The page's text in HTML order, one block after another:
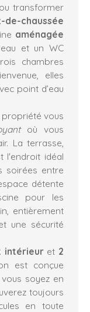
transformer
de-chaussée
aménagée
et un WC
chambres
elles
point d’eau
propriété vous
où vous
La terrasse,
l'endroit idéal
soirées entre
détente
pour les
entièrement
une sécurité
intérieuret 2
est conçue
soyez en
toujours
en toute